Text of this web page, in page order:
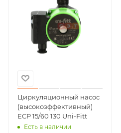
Циркуляционный насос
(высокоэффективный)
ECP 15/60 130 Uni-Fitt
Есть в наличии